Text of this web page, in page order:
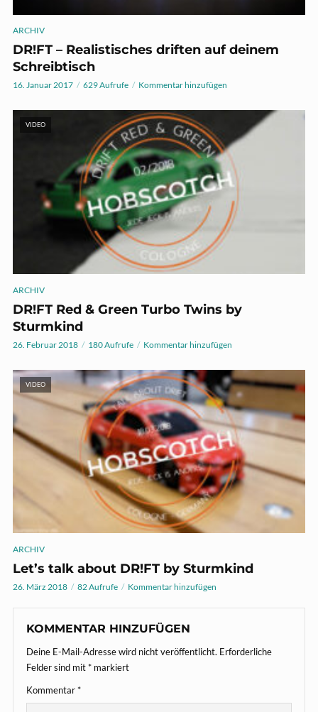
ARCHIV
DR!FT – Realistisches driften auf deinem
Schreibtisch
16. Januar 2017 629 Aufrufe Kommentar hinzufügen
VIDEO
ARCHIV
DR!FT Red & Green Turbo Twins by
Sturmkind
26. Februar 2018 180 Aufrufe Kommentar hinzufügen
VIDEO
ARCHIV
Let’s talk about DR!FT by Sturmkind
26. März 2018 82 Aufrufe Kommentar hinzufügen
KOMMENTAR HINZUFÜGEN
Deine E-Mail-Adresse wird nicht veröffentlicht. Erforderliche
Felder sind mit* markiert
Kommentar*